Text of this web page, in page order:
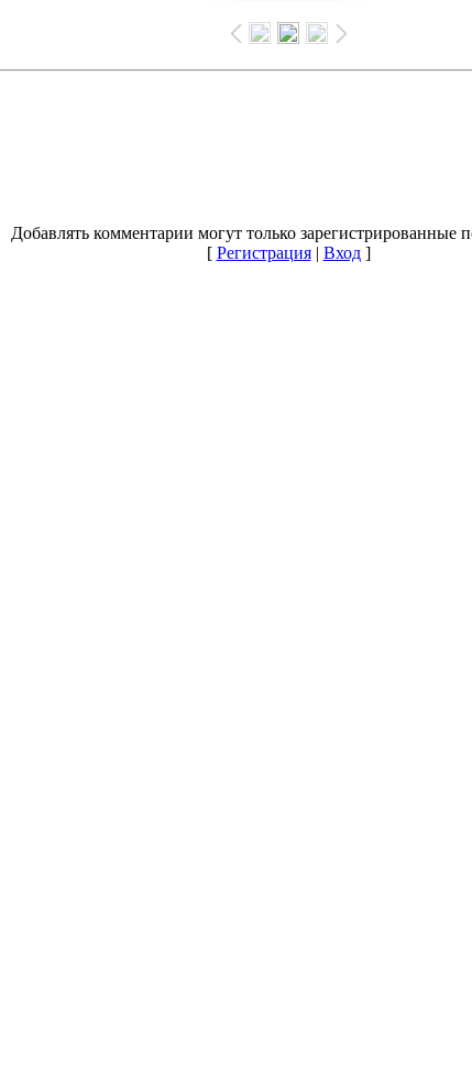
Добавлять комментарии могут только зарегистрированные
[ Регистрация| Вход]